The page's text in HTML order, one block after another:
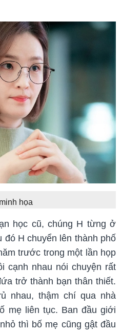
họa
học cũ, chúng H từng ở
đó H chuyển lên thành phố
trước trong một lần họp
cạnh nhau nói chuyện rất
trở thành bạn thân thiết.
nhau, thậm chí qua nhà
mẹ liên tục. Ban đầu giới
thì bố mẹ cũng gật đầu